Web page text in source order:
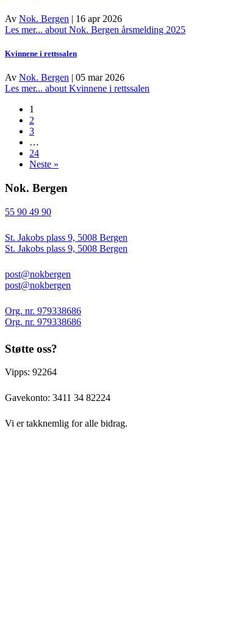
Av Nok. Bergen | 16 apr 2026
Les mer... about Nok. Bergen årsmelding 2025
Kvinnene i rettssalen
Av Nok. Bergen | 05 mar 2026
Les mer... about Kvinnene i rettssalen
1
2
3
…
24
Neste »
Nok. Bergen
55 90 49 90
St. Jakobs plass 9, 5008 Bergen
St. Jakobs plass 9, 5008 Bergen
post@nokbergen
post@nokbergen
Org. nr. 979338686
Org. nr. 979338686
Støtte oss?
Vipps: 92264
Gavekonto: 3411 34 82224
Vi er takknemlig for alle bidrag.